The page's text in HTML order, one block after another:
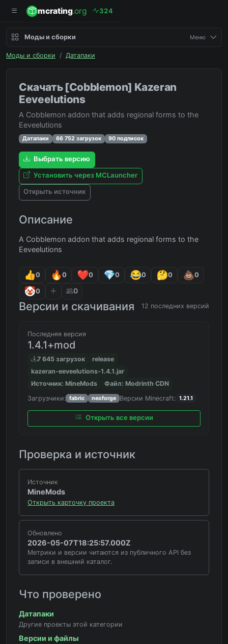
mcrating.org 324
Моды и сборки Меню
Моды и сборки / Датапаки
Скачать [Cobblemon] Kazeran
Eeveelutions
A Cobblemon addon that adds regional forms to the
Eeveelutions
Датапаки 66 752 загрузок 90 подписок
Выбрать версию
Установить через MCLauncher
Открыть источник
Описание
A Cobblemon addon that adds regional forms to the
Eeveelutions
0 0 0 0 0 0 0
0 0
Версии и скачивания 12 последних версий
Последняя версия
1.4.1+mod
7 645 загрузок
release
kazeran-eeveelutions-1.4.1.jar
Источник: MineMods
Файл: Modrinth CDN
Загрузчики: fabric neoforge Версии Minecraft: 1.21.1
Открыть все версии
Проверка и источник
Источник
MineMods
Открыть карточку проекта
Обновлено
2026-05-07T18:25:57.000Z
Метрики и версии читаются из публичного API без
записи в внешний каталог.
Что проверено
Датапаки
Другие проекты этой категории
Версии и файлы